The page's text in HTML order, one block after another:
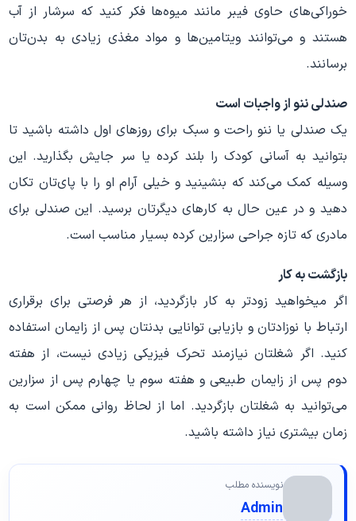
خوراکی‌های حاوی فیبر مانند میوه‌ها فکر کنید که سرشار از آب
هستند و می‌توانند ویتامین‌ها و مواد مغذی زیادی به بدن‌تان
برسانند.
صندلی ننو از واجبات است
یک صندلی یا ننو راحت و سبک برای روزهای اول داشته باشید تا
بتوانید به آسانی کودک را بلند کرده یا سر جایش بگذارید. این
وسیله کمک می‌کند که بنشینید و خیلی آرام او را با پای‌تان تکان
دهید و در عین حال به کارهای دیگرتان برسید. این صندلی برای
مادری که تازه جراحی سزارین کرده بسیار مناسب است.
بازگشت به کار
اگر میخواهید زودتر به کار بازگردید، از هر فرصتی برای برقراری
ارتباط با نوزادتان و بازیابی توانایی بدنتان پس از زایمان استفاده
کنید. اگر شغلتان نیازمند تحرک فیزیکی زیادی نیست، از هفته
دوم پس از زایمان طبیعی و هفته سوم یا چهارم پس از سزارین
می‌توانید به شغلتان بازگردید. اما از لحاظ روانی ممکن است به
زمان بیشتری نیاز داشته باشید.
نویسنده مطلب
Admin